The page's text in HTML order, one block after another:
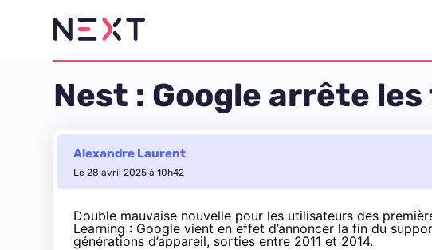
Nest : Google arrête
Alexandre Laurent
Le 28 avril 2025 à 10h42
Double mauvaise nouvelle pour les utilisateurs des
Learning : Google vient en effet d’annoncer la fin du
générations d’appareil, sorties entre 2011 et 2014.